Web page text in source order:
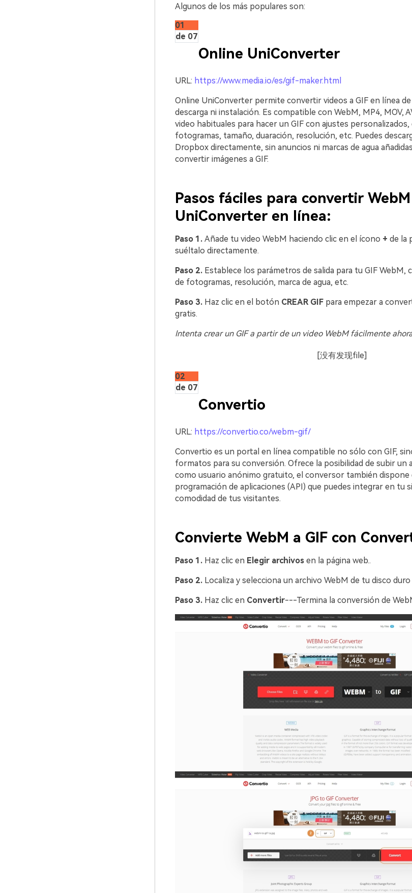
Algunos de los más populares son:
01
de 07
Online UniConverter
URL: https://www.media.io/es/gif-maker.html
Online UniConverter permite convertir videos a GIF en línea
descarga ni instalación. Es compatible con WebM, MP4, MOV,
video habituales para hacer un GIF con ajustes
fotogramas, tamaño, duaración, resolución, etc. Puedes
Dropbox directamente, sin anuncios ni marcas de agua
convertir imágenes a GIF.
Pasos fáciles para convertir WebM
UniConverter en línea:
Paso 1. Añade tu video WebM haciendo clic en el ícono + de la
suéltalo directamente.󠀲󠀡󠀥󠀦󠀢󠀠󠀠󠀡󠀣󠀳
Paso 2. Establece los parámetros de salida para tu GIF WebM,
de fotogramas, resolución, marca de agua, etc.
Paso 3. Haz clic en el botón CREAR GIFpara empezar a
gratis.󠀲󠀡󠀥󠀦󠀢󠀠󠀠󠀡󠀧󠀳
Intenta crear un GIF a partir de un video WebM fácilmente
[没有发现file]
02
de 07
Convertio
URL: https://convertio.co/webm-gif/
Convertio es un portal en línea compatible no sólo con GIF,
formatos para su conversión. Ofrece la posibilidad de subir un
como usuario anónimo gratuito, el conversor también dispone
programación de aplicaciones (API) que puedes integrar en tu
comodidad de tus visitantes.
Convierte WebM a GIF con
Paso 1. Haz clic en Elegir archivosen la página web.󠀲󠀡󠀥󠀦󠀢󠀠󠀠󠀢󠀨.
Paso 2. Localiza y selecciona un archivo WebM de tu disco duro
Paso 3. Haz clic en Convertir---Termina la conversión de